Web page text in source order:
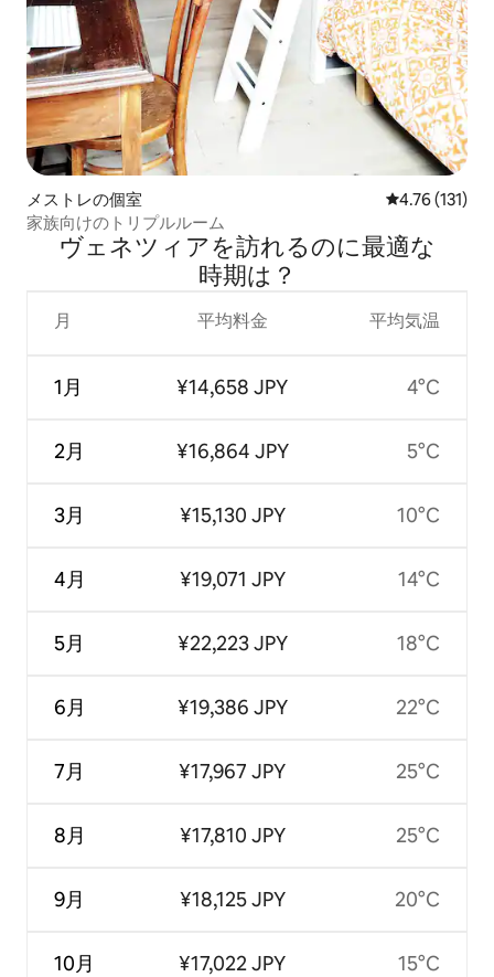
メストレの個室 レビュー131
4.76 (131)
家族向けのトリプルルーム
ヴェネツィアを訪⁠れ⁠るの⁠に最⁠適⁠な
時⁠期⁠は⁠？
月
1月
2月
3月
4月
5月
6月
7月
8月
9月
10月
平均料金
¥14,658 JPY
¥16,864 JPY
¥15,130 JPY
¥19,071 JPY
¥22,223 JPY
¥19,386 JPY
¥17,967 JPY
¥17,810 JPY
¥18,125 JPY
¥17,022 JPY
平均気温
4°C
5°C
10°C
14°C
18°C
22°C
25°C
25°C
20°C
15°C